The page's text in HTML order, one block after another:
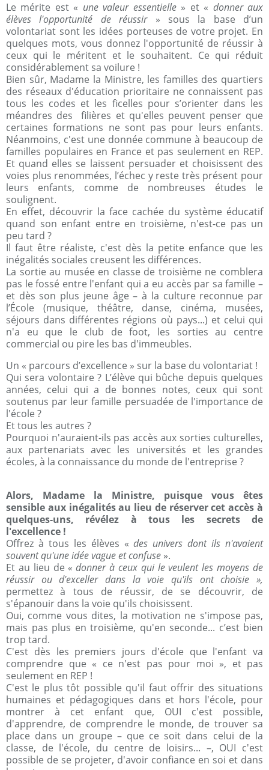
Le mérite est « une valeur essentielle» et « donner aux
élèves l'opportunité de réussir» sous la base d’un
volontariat sont les idées porteuses de votre projet. En
quelques mots, vous donnez l'opportunité de réussir à
ceux qui le méritent et le souhaitent. Ce qui réduit
considérablement sa voilure !
Bien sûr, Madame la Ministre, les familles des quartiers
des réseaux d'éducation prioritaire ne connaissent pas
tous les codes et les ficelles pour s’orienter dans les
méandres des filières et qu'elles peuvent penser que
certaines formations ne sont pas pour leurs enfants.
Néanmoins, c'est une donnée commune à beaucoup de
familles populaires en France et pas seulement en REP.
Et quand elles se laissent persuader et choisissent des
voies plus renommées, l’échec y reste très présent pour
leurs enfants, comme de nombreuses études le
soulignent.
En effet, découvrir la face cachée du système éducatif
quand son enfant entre en troisième, n'est-ce pas un
peu tard ?
Il faut être réaliste, c'est dès la petite enfance que les
inégalités sociales creusent les différences.
La sortie au musée en classe de troisième ne comblera
pas le fossé entre l'enfant qui a eu accès par sa famille –
et dès son plus jeune âge – à la culture reconnue par
l’École (musique, théâtre, danse, cinéma, musées,
séjours dans différentes régions où pays...) et celui qui
n'a eu que le club de foot, les sorties au centre
commercial ou pire les bas d'immeubles.
Un « parcours d’excellence » sur la base du volontariat !
Qui sera volontaire ? L’élève qui bûche depuis quelques
années, celui qui a de bonnes notes, ceux qui sont
soutenus par leur famille persuadée de l'importance de
l'école ?
Et tous les autres ?
Pourquoi n'auraient-ils pas accès aux sorties culturelles,
aux partenariats avec les universités et les grandes
écoles, à la connaissance du monde de l'entreprise ?
Alors, Madame la Ministre, puisque vous êtes
sensible aux inégalités au lieu de réserver cet accès à
quelques-uns, révélez à tous les secrets de
l'excellence !
Offrez à tous les élèves «des univers dont ils n'avaient
souvent qu'une idée vague et confuse ».
Et au lieu de « donner à ceux qui le veulent les moyens de
réussir ou d'exceller dans la voie qu'ils ont choisie »,
permettez à tous de réussir, de se découvrir, de
s'épanouir dans la voie qu'ils choisissent.
Oui, comme vous dites, la motivation ne s'impose pas,
mais pas plus en troisième, qu'en seconde... c’est bien
trop tard.
C'est dès les premiers jours d'école que l'enfant va
comprendre que « ce n'est pas pour moi », et pas
seulement en REP !
C'est le plus tôt possible qu'il faut offrir des situations
humaines et pédagogiques dans et hors l'école, pour
montrer à cet enfant que, OUI c'est possible,
d'apprendre, de comprendre le monde, de trouver sa
place dans un groupe – que ce soit dans celui de la
classe, de l'école, du centre de loisirs... –, OUI c'est
possible de se projeter, d'avoir confiance en soi et dans